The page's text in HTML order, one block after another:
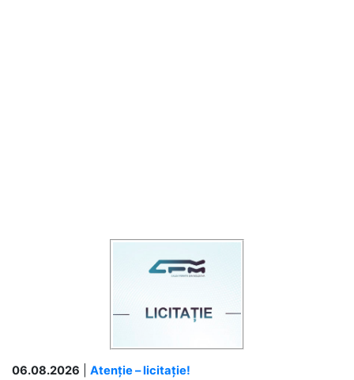
06.08.2026
Atenție – licitație!